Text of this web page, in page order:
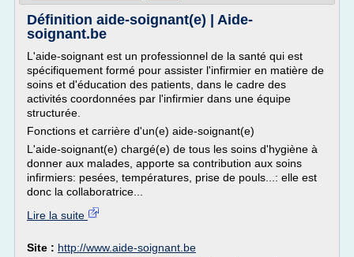
Définition aide-soignant(e) | Aide-
soignant.be
L'aide-soignant est un professionnel de la santé qui est
spécifiquement formé pour assister l'infirmier en matière de
soins et d'éducation des patients, dans le cadre des
activités coordonnées par l'infirmier dans une équipe
structurée.
Fonctions et carrière d'un(e) aide-soignant(e)
L'aide-soignant(e) chargé(e) de tous les soins d'hygiène à
donner aux malades, apporte sa contribution aux soins
infirmiers: pesées, températures, prise de pouls...: elle est
donc la collaboratrice...
Lire la suite
Site : http://www.aide-soignant.be